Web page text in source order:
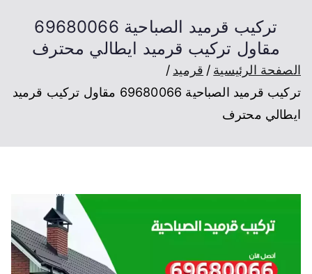
تركيب قرميد الصباحية 69680066
مقاول تركيب قرميد ايطالي محترف
الصفحة الرئيسية
قرميد
تركيب قرميد الصباحية 69680066 مقاول تركيب قرميد
ايطالي محترف